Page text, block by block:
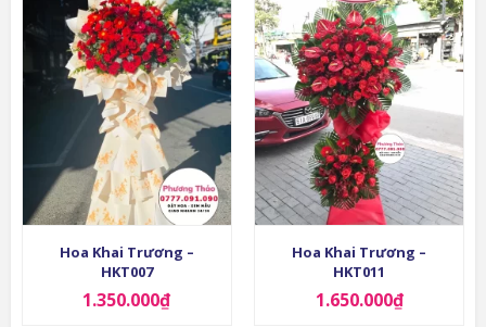
Hoa Khai Trương –
HKT007
1.350.000₫
Hoa Khai Trương –
HKT011
1.650.000₫